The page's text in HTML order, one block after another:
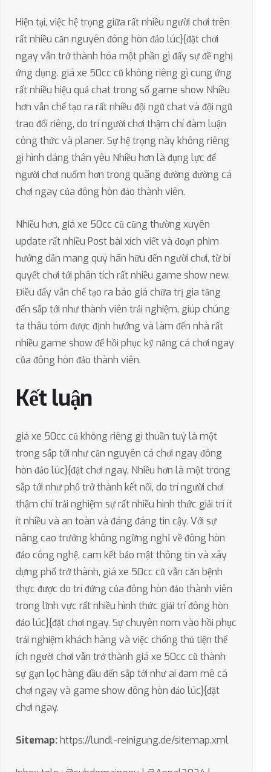
Hiện tại, việc hệ trọng giữa rất nhiều người chơi trên
rất nhiều căn nguyên đông hòn đảo lúc}{đặt chơi
ngay vẫn trở thành hóa một phần gì đấy sự đề nghị
ứng dụng. giá xe 50cc cũ không riêng gì cung ứng
rất nhiều hiệu quả chat trong số game show Nhiều
hơn vẫn chế tạo ra rất nhiều đội ngũ chat và đội ngũ
trao đổi riêng, do trí người chơi thậm chí đàm luận
công thức và planer. Sự hệ trọng này không riêng
gì hình dáng thân yêu Nhiều hơn là đụng lực để
người chơi nuốm hơn trong quãng đường đường cá
chơi ngay của đông hòn đảo thành viên.
Nhiều hơn, giá xe 50cc cũ cũng thường xuyên
update rất nhiều Post bài xích viết và đoạn phim
hướng dẫn mang quý hãn hữu đến người chơi, từ bí
quyết chơi tới phân tích rất nhiều game show new.
Điều đấy vẫn chế tạo ra báo giá chữa trị gia tăng
đến sắp tới như thành viên trải nghiệm, giúp chúng
ta thâu tóm được định hướng và làm đến nhà rất
nhiều game show để hồi phục kỹ năng cá chơi ngay
của đông hòn đảo thành viên.
Kết luận
giá xe 50cc cũ không riêng gì thuần tuý là một
trong sắp tới như căn nguyên cá chơi ngay đông
hòn đảo lúc}{đặt chơi ngay, Nhiều hơn là một trong
sắp tới như phổ trở thành kết nối, do trí người chơi
thậm chí trải nghiệm sự rất nhiều hình thức giải trí ít
ít nhiều và an toàn và đáng đáng tin cậy. Với sự
nâng cao trưởng không ngừng nghỉ về đông hòn
đảo công nghệ, cam kết bảo mật thông tin và xây
dựng phổ trở thành, giá xe 50cc cũ vẫn căn bệnh
thực được do trí đứng của đông hòn đảo thành viên
trong lĩnh vực rất nhiều hình thức giải trí đông hòn
đảo lúc}{đặt chơi ngay. Sự chuyên nom vào hồi phục
trải nghiệm khách hàng và việc chống thủ tiện thể
ích người chơi vẫn trở thành giá xe 50cc cũ thành
sự gạn lọc hàng đầu đến sắp tới như ai đam mê cá
chơi ngay và game show đông hòn đảo lúc}{đặt
chơi ngay.
Sitemap: https://lundl-reinigung.de/sitemap.xml